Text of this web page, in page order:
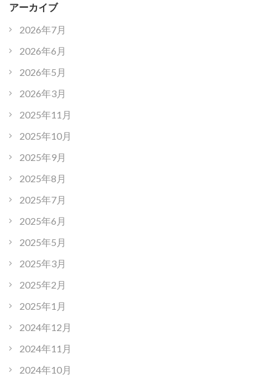
アーカイブ
2026年7月
2026年6月
2026年5月
2026年3月
2025年11月
2025年10月
2025年9月
2025年8月
2025年7月
2025年6月
2025年5月
2025年3月
2025年2月
2025年1月
2024年12月
2024年11月
2024年10月